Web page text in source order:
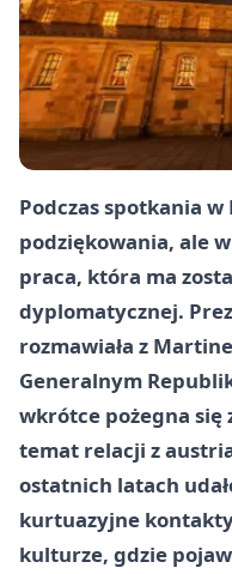
Podczas spotkania w
podziękowania, ale
praca, która ma
dyplomatycznej.
rozmawiała z
Generalnym
wkrótce pożegna się
temat relacji z
ostatnich latach
kurtuazyjne
kulturze, gdzie